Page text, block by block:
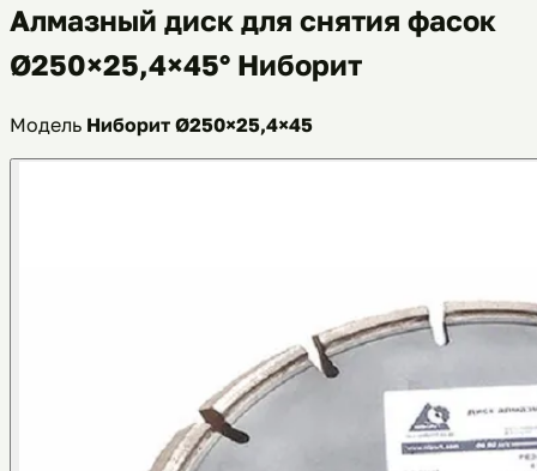
Алмазный диск для снятия фасок
Ø250×25,4×45° Ниборит
Модель Ниборит Ø250×25,4×45